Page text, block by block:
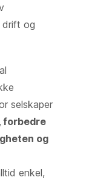
drift og
selskaper
forbedre
og
enkel,